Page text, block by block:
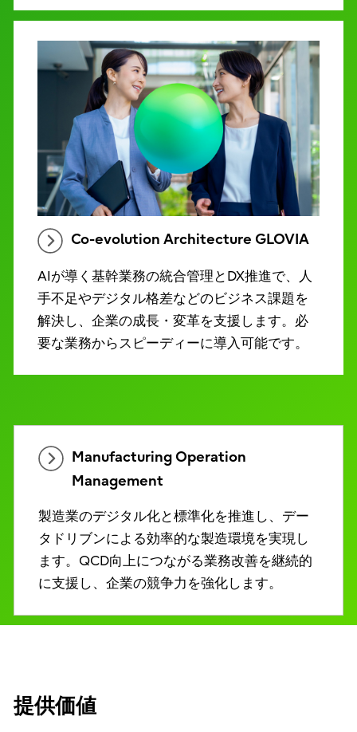
Co-evolution Architecture GLOVIA
AIが導く基幹業務の統合管理とDX推進で、人
手不足やデジタル格差などのビジネス課題を
解決し、企業の成長・変革を支援します。必
要な業務からスピーディーに導入可能です。
Manufacturing Operation
Management
製造業のデジタル化と標準化を推進し、デー
タドリブンによる効率的な製造環境を実現し
ます。QCD向上につながる業務改善を継続的
に支援し、企業の競争力を強化します。
提供価値